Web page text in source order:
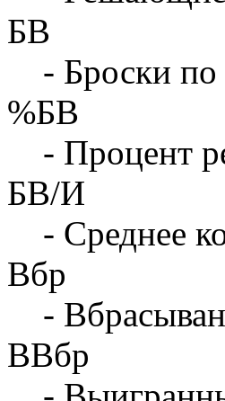
БВ
- Броски по
%БВ
- Процент
БВ/И
- Среднее
Вбр
-
ВВбр